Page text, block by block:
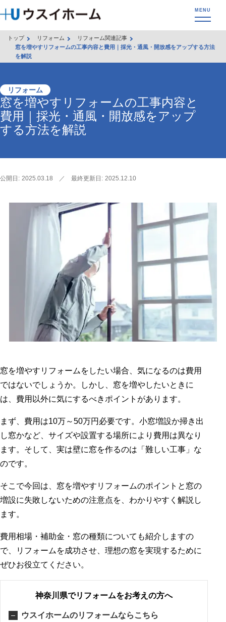
トップ リフォーム
リフォーム関連記事
窓を増やすリフォームの工事内容と費用｜採光・通風・開放感をアップする方法
を解説
リフォーム
窓を増やすリフォームの工事内容と
費用｜採光・通風・開放感をアップ
する方法を解説
公開日: 2025.03.18 ／ 最終更新日: 2025.12.10
窓を増やすリフォームをしたい場合、気になるのは費用
ではないでしょうか。しかし、窓を増やしたいときに
は、費用以外に気にするべきポイントがあります。
まず、費用は10万～50万円必要です。小窓増設か掃き出
し窓かなど、サイズや設置する場所により費用は異なり
ます。そして、実は壁に窓を作るのは「難しい工事」な
のです。
そこで今回は、窓を増やすリフォームのポイントと窓の
増設に失敗しないための注意点を、わかりやすく解説し
ます。
費用相場・補助金・窓の種類についても紹介しますの
で、リフォームを成功させ、理想の窓を実現するために
ぜひお役立てください。
神奈川県でリフォームをお考えの方へ
ウスイホームのリフォームならこちら